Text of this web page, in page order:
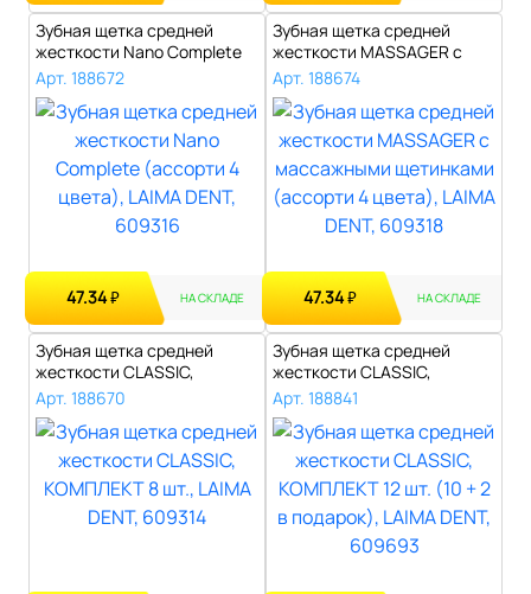
Зубная щетка средней
жесткости Nano Complete
(ассорти 4..
Арт. 188672
47.34₽ НА СКЛАДЕ
Зубная щетка средней
жесткости MASSAGER с
массажными ще..
Арт. 188674
47.34₽ НА СКЛАДЕ
Зубная щетка средней
жесткости CLASSIC,
КОМПЛЕКТ 8 шт.,..
Арт. 188670
Зубная щетка средней
жесткости CLASSIC,
КОМПЛЕКТ 12 шт...
Арт. 188841